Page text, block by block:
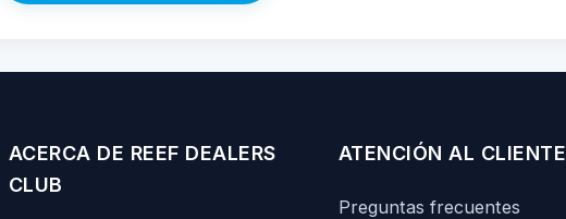
ACERCA DE REEF DEALERS
CLUB
ATENCIÓN AL CLIENTE
Preguntas frecuentes